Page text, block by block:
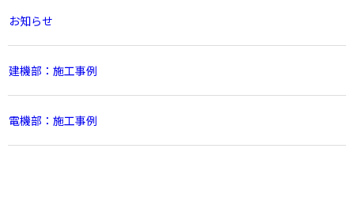
お知らせ
建機部：施工事例
電機部：施工事例